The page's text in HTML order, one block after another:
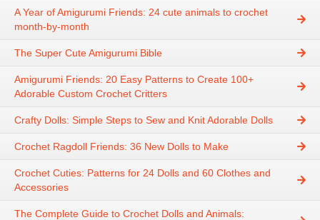
A Year of Amigurumi Friends: 24 cute animals to crochet
month-by-month
The Super Cute Amigurumi Bible
Amigurumi Friends: 20 Easy Patterns to Create 100+
Adorable Custom Crochet Critters
Crafty Dolls: Simple Steps to Sew and Knit Adorable Dolls
Crochet Ragdoll Friends: 36 New Dolls to Make
Crochet Cuties: Patterns for 24 Dolls and 60 Clothes and
Accessories
The Complete Guide to Crochet Dolls and Animals: